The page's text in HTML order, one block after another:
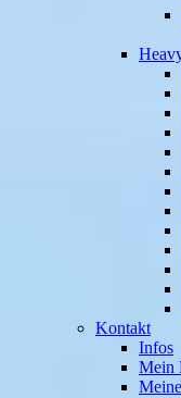
Kontakt
Infos
Mein